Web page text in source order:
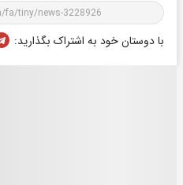
با دوستان خود به اشتراک بگذارید: